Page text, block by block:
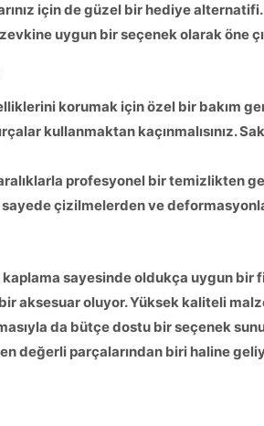
için de güzel bir hediye
uygun bir seçenek olarak öne
korumak için özel bir bakım
kullanmaktan kaçınmalısınız.
profesyonel bir temizlikten
çizilmelerden ve
sayesinde oldukça uygun
aksesuar oluyor. Yüksek kaliteli
da bütçe dostu bir seçenek
değerli parçalarından biri haline